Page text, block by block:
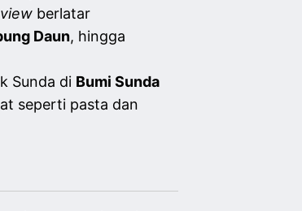
berlatar
Daun, hingga
Sunda di Bumi Sunda
seperti pasta dan